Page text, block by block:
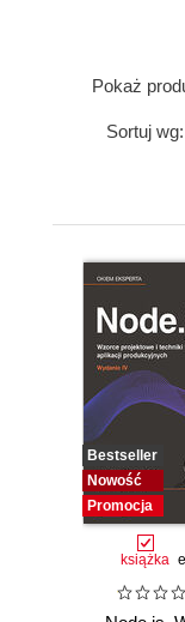
Pokaż
Sortuj wg:
Bestseller
Nowość
Promocja
książka